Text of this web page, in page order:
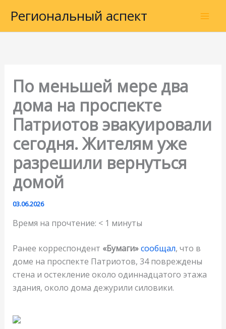
содержимому
Региональный аспект
По меньшей мере два
дома на проспекте
Патриотов эвакуировали
сегодня. Жителям уже
разрешили вернуться
домой
03.06.2026
Время на прочтение: < 1 минуты
Ранее корреспондент «Бумаги»сообщал, что в
доме на проспекте Патриотов, 34 повреждены
стена и остекление около одиннадцатого этажа
здания, около дома дежурили силовики.